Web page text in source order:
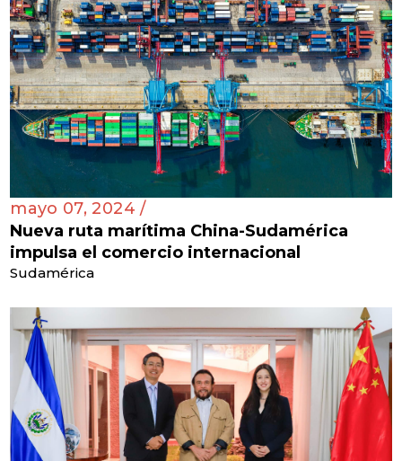
mayo 07, 2024 /
Nueva ruta marítima China-Sudamérica
impulsa el comercio internacional
Sudamérica